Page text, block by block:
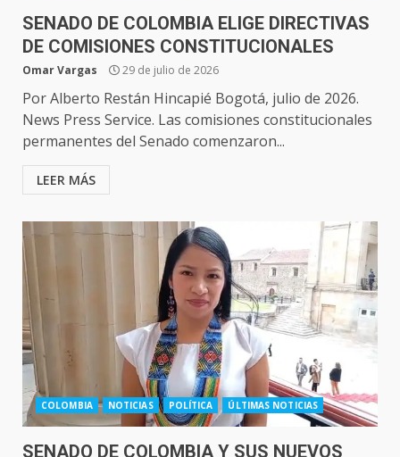
SENADO DE COLOMBIA ELIGE DIRECTIVAS
DE COMISIONES CONSTITUCIONALES
Omar Vargas 29 de julio de 2026
Por Alberto Restán Hincapié Bogotá, julio de 2026.
News Press Service. Las comisiones constitucionales
permanentes del Senado comenzaron...
LEER MÁS
COLOMBIA NOTICIAS POLÍTICA ÚLTIMAS NOTICIAS
SENADO DE COLOMBIA Y SUS NUEVOS